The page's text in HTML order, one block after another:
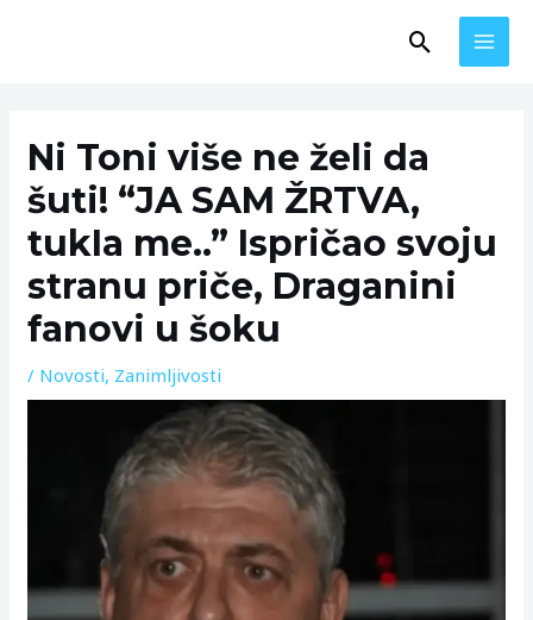
Search
Ni Toni više ne želi da
šuti! “JA SAM ŽRTVA,
tukIa me..” Ispričao svoju
stranu priče, Draganini
fanovi u šoku
/ Novosti, Zanimljivosti